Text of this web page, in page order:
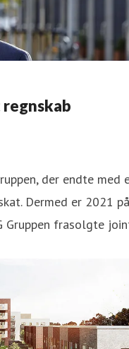
der endte med
Dermed er 2021 på
Gruppen frasolgte